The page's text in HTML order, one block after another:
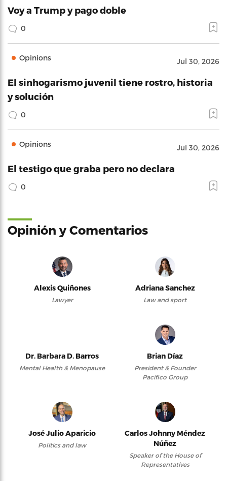
Voy a Trump y pago doble
0
Opinions Jul 30, 2026
El sinhogarismo juvenil tiene rostro, historia
y solución
0
Opinions Jul 30, 2026
El testigo que graba pero no declara
0
Opinión y Comentarios
Alexis Quiñones
Lawyer
Adriana Sanchez
Law and sport
Dr. Barbara D. Barros
Mental Health & Menopause
Brian Díaz
President & Founder
Pacifico Group
José Julio Aparicio
Politics and law
Carlos Johnny Méndez
Núñez
Speaker of the House of
Representatives